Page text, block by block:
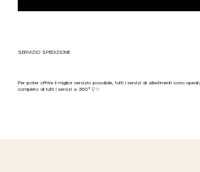
SERVIZIO SPEDIZIONE
Per poter offrire il miglior servizio possibile, tutti i servizi di allestimenti sono
completo di tutti i servizi a 360°🎈✨